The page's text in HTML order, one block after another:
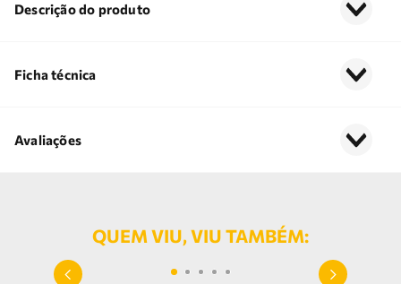
Descrição do produto
Ficha técnica
Avaliações
QUEM VIU, VIU TAMBÉM: